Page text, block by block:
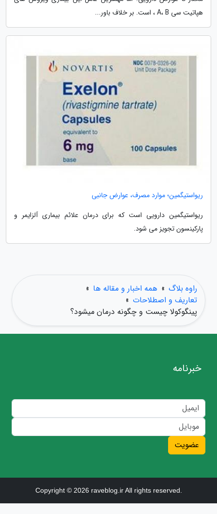
هپاتیت سی A، B ، است. بر خلاف باور...
ریواستیگمین؛ موارد مصرف، عوارض جانبی
ریواستیگمین دارویی است که برای درمان علائم بیماری آلزایمر و
پارکینسون تجویز می شود.
راوه بلاگ » همه اخبار و مقاله ها »
تعاریف و اصطلاحات »
پینگوکولا چیست و چگونه درمان میشود؟
خبرنامه
عضویت
Copyright © 2026 raveblog.ir All rights reserved.